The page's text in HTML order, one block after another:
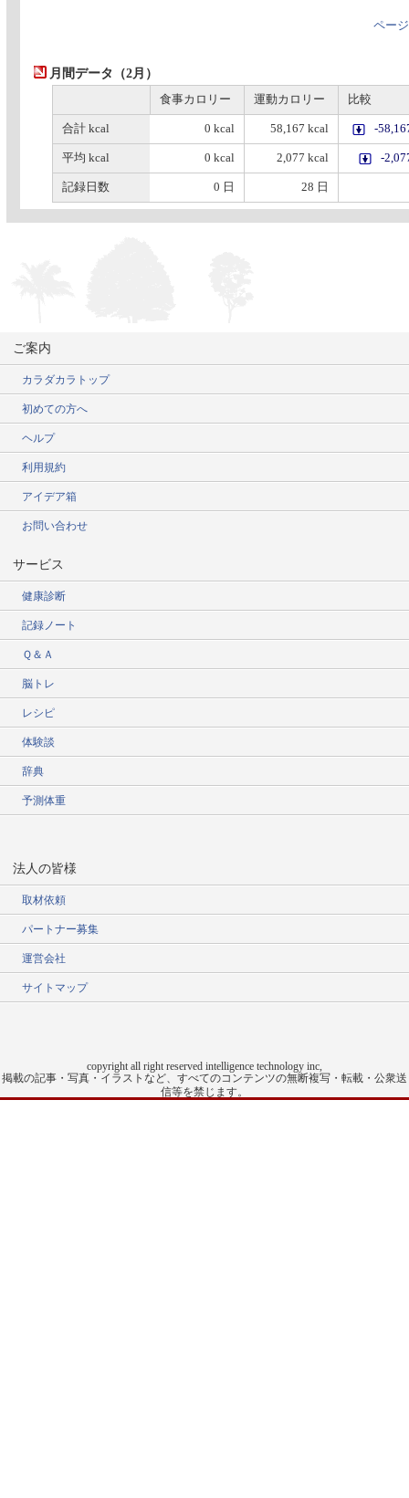
ペー
月間データ（2月）
食事カロリー 運動カロリー 比較
合計 kcal 0 kcal 58,167 kcal -
平均 kcal 0 kcal 2,077 kcal -
記録日数 0 日 28 日
ご案内
カラダカラトップ
初めての方へ
ヘルプ
利用規約
アイデア箱
お問い合わせ
サービス
健康診断
記録ノート
Ｑ＆Ａ
脳トレ
レシピ
体験談
辞典
予測体重
法人の皆様
取材依頼
パートナー募集
運営会社
サイトマップ
copyright all right reserved intelligence technology inc,
掲載の記事・写真・イラストなど、すべてのコンテンツの無断複写・転載・公衆送
信等を禁じます。